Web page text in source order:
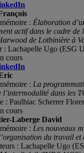
: Élaboration
actif dans le cadre
de Lotbinière à
: Lachapelle Ugo (ESG
cours
: La
l’intermodalité dans les
: Paulhiac Scherrer
cours
Laberge David
: Les nouveaux
du travail et
: Lachapelle Ugo